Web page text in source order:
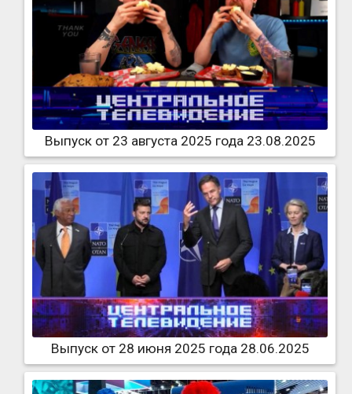
Выпуск от 23 августа 2025 года 23.08.2025
Выпуск от 28 июня 2025 года 28.06.2025